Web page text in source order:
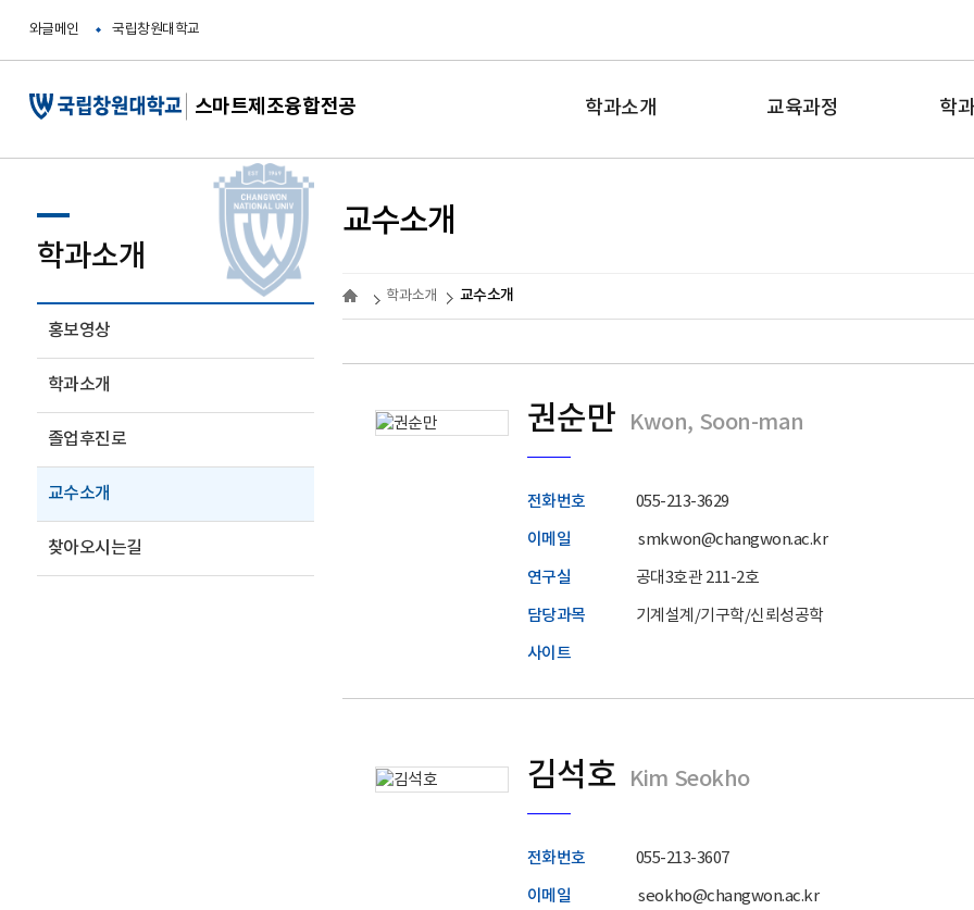
와글메인 국립창원대학교
스마트제조융합전공 학과소개 교육과정 학
학과소개
홍보영상
학과소개
졸업후진로
교수소개
찾아오시는길
교수소개
학과소개 교수소개
권순만 Kwon, Soon-man
전화번호 055-213-3629
이메일 smkwon@changwon.ac.kr
연구실 공대3호관 211-2호
담당과목 기계설계/기구학/신뢰성공학
사이트
김석호 Kim Seokho
전화번호 055-213-3607
이메일 seokho@changwon.ac.kr